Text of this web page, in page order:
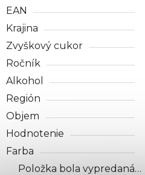
EAN
Krajina
Zvyškový cukor
Ročník
Alkohol
Región
Objem
Hodnotenie
Farba
Položka bola vypredaná…